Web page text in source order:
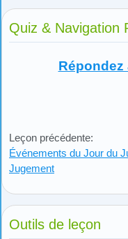
Quiz & Navigation
Répondez
Leçon précédente:
Événements du Jour du
Jugement
Outils de leçon